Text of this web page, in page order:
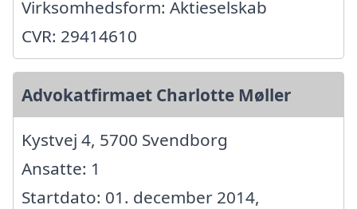
Virksomhedsform: Aktieselskab
CVR: 29414610
Advokatfirmaet Charlotte Møller
Kystvej 4, 5700 Svendborg
Ansatte: 1
Startdato: 01. december 2014,